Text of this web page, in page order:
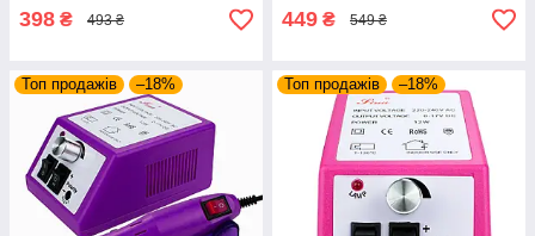
398 ₴ 493 ₴ 449 ₴ 549 ₴
Топ продажів –18% Топ продажів –18%